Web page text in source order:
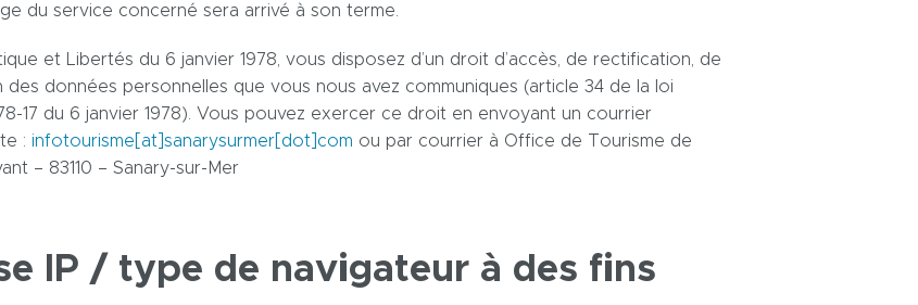
du service concerné sera arrivé à son terme.
et Libertés du 6 janvier 1978, vous disposez d’un droit d’accès, de rectification, de
données personnelles que vous nous avez communiques (article 34 de la loi
17 du 6 janvier 1978). Vous pouvez exercer ce droit en envoyant un courrier
: infotourisme[at]sanarysurmer[dot]com ou par courrier à Office de Tourisme de
– 83110 – Sanary-sur-Mer
IP / type de navigateur à des fins